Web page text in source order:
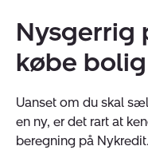
Nysgerrig
købe
Uanset om du skal
en ny, er det rart at
beregning på